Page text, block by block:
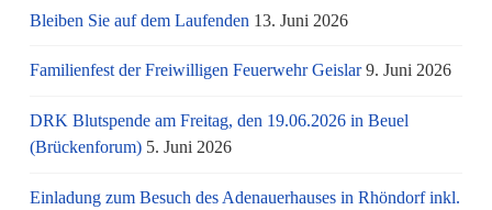
Bleiben Sie auf dem Laufenden 13. Juni 2026
Familienfest der Freiwilligen Feuerwehr Geislar 9. Juni 2026
DRK Blutspende am Freitag, den 19.06.2026 in Beuel
(Brückenforum) 5. Juni 2026
Einladung zum Besuch des Adenauerhauses in Rhöndorf inkl.